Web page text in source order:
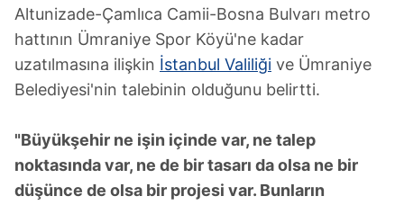
Altunizade-Çamlıca Camii-Bosna Bulvarı metro
hattının Ümraniye Spor Köyü'ne kadar
uzatılmasına ilişkin İstanbul Valiliği ve Ümraniye
Belediyesi'nin talebinin olduğunu belirtti.
"Büyükşehir ne işin içinde var, ne talep
noktasında var, ne de bir tasarı da olsa ne bir
düşünce de olsa bir projesi var. Bunların